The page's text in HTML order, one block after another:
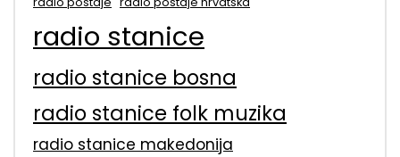
radio stanice
radio stanice bosna
radio stanice folk muzika
radio stanice makedonija